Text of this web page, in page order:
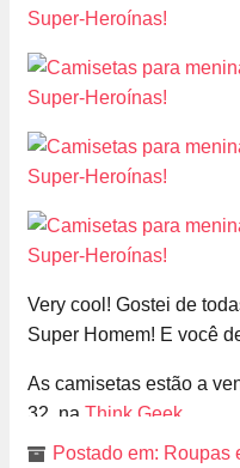
Very cool! Gostei de
Super Homem! E você
As camisetas estão a
32, na Think Geek
Postado em: Roupas